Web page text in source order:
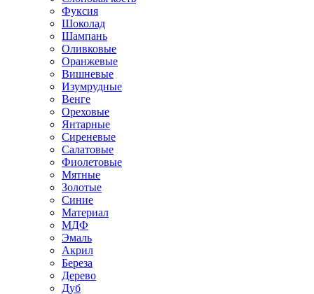
Фуксия
Шоколад
Шампань
Оливковые
Оранжевые
Вишневые
Изумрудные
Венге
Ореховые
Янтарные
Сиреневые
Салатовые
Фиолетовые
Мятные
Золотые
Синие
Материал
МДФ
Эмаль
Акрил
Береза
Дерево
Дуб